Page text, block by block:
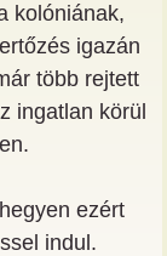
kolóniának,
igazán
több rejtett
ingatlan körül
ezért
indul.